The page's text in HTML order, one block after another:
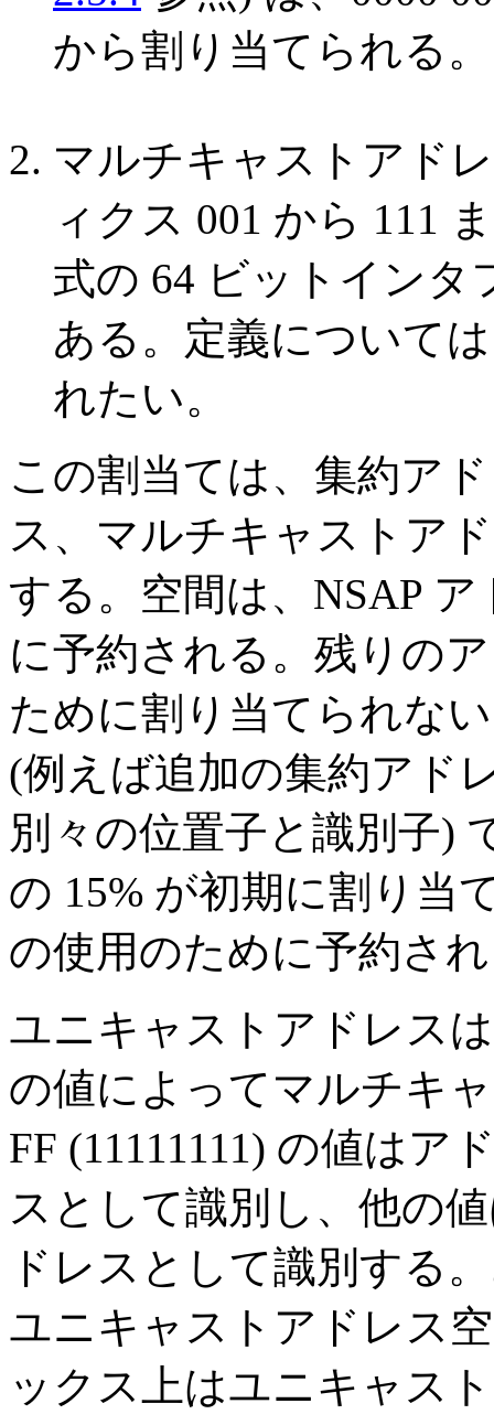
から割り当てられる。
マルチキャストアド
ィクス 001 から 111
式の 64 ビットインタ
ある。定義について
れたい。
この割当ては、集約ア
ス、マルチキャストア
する。空間は、NSAP
に予約される。残りの
ために割り当てられな
(例えば追加の集約アド
別々の位置子と識別子)
の 15% が初期に割り当
の使用のために予約さ
ユニキャストアドレス
の値によってマルチキ
FF (11111111) の値はア
スとして識別し、他の
ドレスとして識別する
ユニキャストアドレス
ックス上はユニキャス